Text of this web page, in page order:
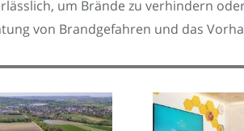
um Brände zu verhindern
von Brandgefahren und das